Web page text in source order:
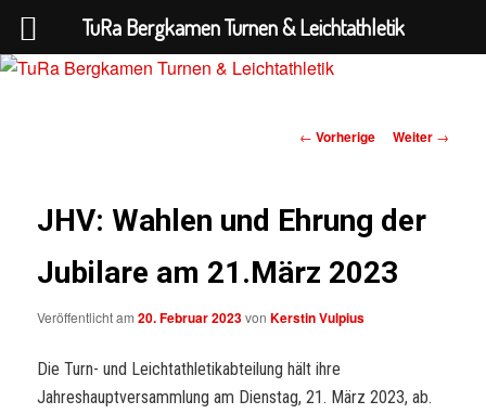
Leichtathletik
Beitrags-
← Vorherige Weiter →
JHV: Wahlen und Ehrung der
Jubilare am 21.März 2023
Veröffentlicht am20. Februar 2023vonKerstin Vulpius
Die Turn- und Leichtathletikabteilung hält ihre
Jahreshauptversammlung am Dienstag, 21. März 2023, ab.
TuRa Bergkamen Turnen & Leichtathletik